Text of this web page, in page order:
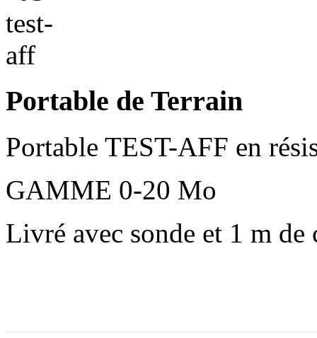
Portable de Terrain
Portable TEST-AFF en
GAMME 0-20 Mo
Livré avec sonde et 1 m de